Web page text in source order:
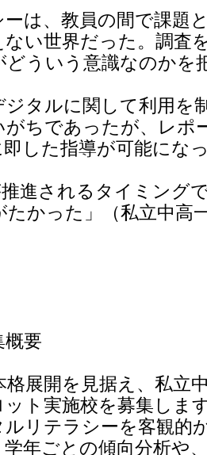
ーは、教員の間で課題
ない世界だった。調査
どういう意識なのかを
ジタルに関して利用を
ちであったが、レポ
した指導が可能にな
推進されるタイミング
かった」（私立中高
要
格展開を見据え、私立
ト実施校を募集しま
リテラシーを客観的
年ごとの傾向分析や